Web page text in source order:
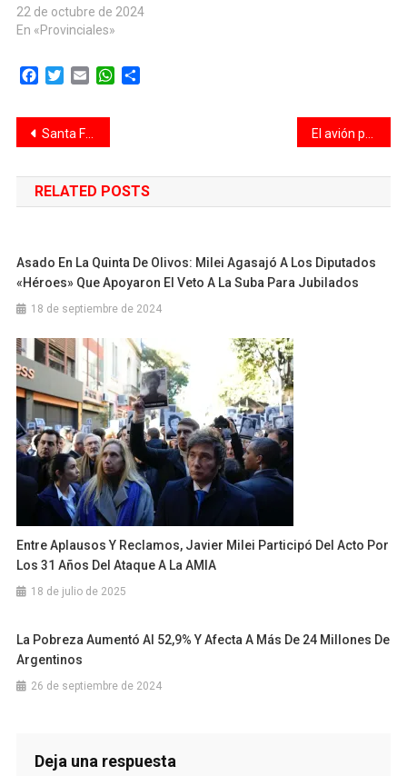
Gobierno de Santa Fe, en la
ciudad de Rosario. En el
subsecretaria de Región
Centro, Claudia Giaccone,
abordar las…
22 de octubre de 2024
En «Provinciales»
Facebook
TwitterEmail WhatsApp
Navegación
de
entradas
Santa Fe alcanzó en el 2024 su mejor clasificación crediticia internacional en corto plazo El avión presidencial viaja mañana a Estados Unidos para ser reparado
RELATED POSTS
Asado En La Quinta De Olivos: Milei Agasajó A Los Diputados
«héroes» Que Apoyaron El Veto A La Suba Para Jubilados
18 de septiembre de 2024
Entre Aplausos Y Reclamos, Javier Milei Participó Del Acto Por
Los 31 Años Del Ataque A La AMIA
18 de julio de 2025
La Pobreza Aumentó Al 52,9% Y Afecta A Más De 24 Millones De
Argentinos
26 de septiembre de 2024
Deja una respuesta